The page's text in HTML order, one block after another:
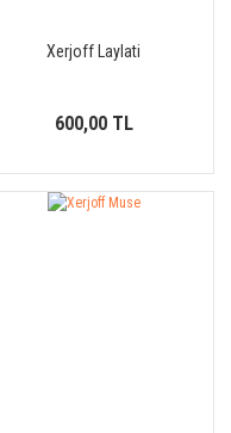
Xerjoff Laylati
600,00 TL